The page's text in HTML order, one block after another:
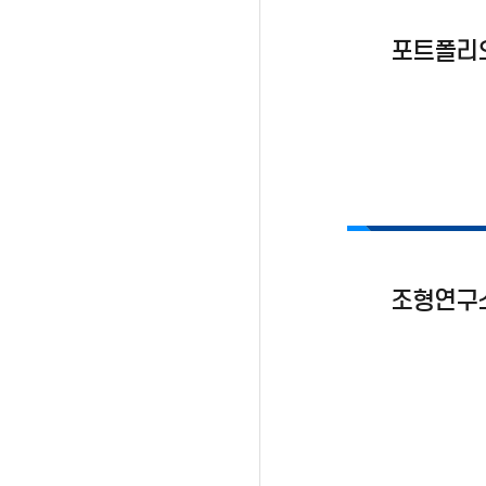
포트폴리
조형연구